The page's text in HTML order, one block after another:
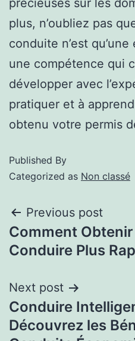
précieuses sur les
plus, n’oubliez pas
conduite n’est
une compétence qui
développer avec
pratiquer et à
obtenu votre permis
Published By
Categorized as Non classé
Previous post
Comment
Conduire Plus
Next post
Conduire
Découvrez les